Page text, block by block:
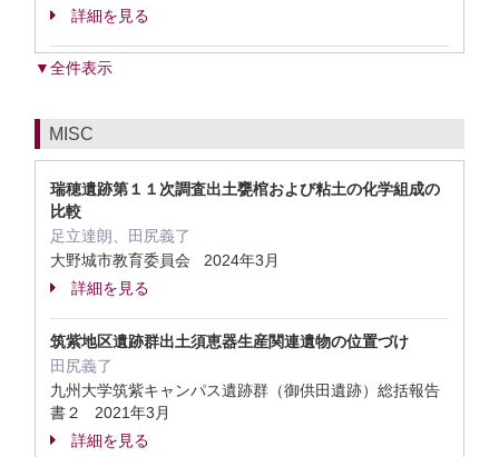
詳細を見る
▼全件表示
MISC
瑞穂遺跡第１１次調査出土甕棺および粘土の化学組成の
比較
足立達朗、田尻義了
大野城市教育委員会 2024年3月
詳細を見る
筑紫地区遺跡群出土須恵器生産関連遺物の位置づけ
田尻義了
九州大学筑紫キャンパス遺跡群（御供田遺跡）総括報告
書２ 2021年3月
詳細を見る